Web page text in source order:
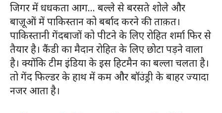
जिगर में धधकता आग… बल्ले से बरसते शोले और
बाज़ूओं में पाकिस्तान को बर्बाद करने की ताक़त।
पाकिस्तानी गेंदबाजों को पीटने के लिए रोहित शर्मा फिर से
तैयार है। कैंडी का मैदान रोहित के लिए छोटा पड़ने वाला
है। क्योंकि टीम इंडिया के इस हिटमैन का बल्ला चलता है।
तो गेंद फिल्डर के हाथ में कम और बॉउंड्री के बाहर ज्यादा
नजर आता है।